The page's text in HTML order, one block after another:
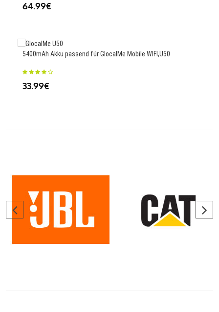
64.99€
5400mAh Akku passend für GlocalMe Mobile WIFI,U50
33.99€